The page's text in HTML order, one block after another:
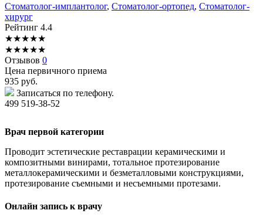
Стоматолог-имплантолог, Стоматолог-ортопед, Стоматолог-
хирург
Рейтинг 4.4
★★★★★
★★★★★
Отзывов 0
Цена первичного приема
935 руб.
Записаться по телефону.
499 519-38-52
Врач первой категории
Проводит эстетические реставрации керамическими и
композитными винирами, тотальное протезирование
металлокерамическими и безметалловыми конструкциями,
протезирование съемными и несъемными протезами.
Онлайн запись к врачу